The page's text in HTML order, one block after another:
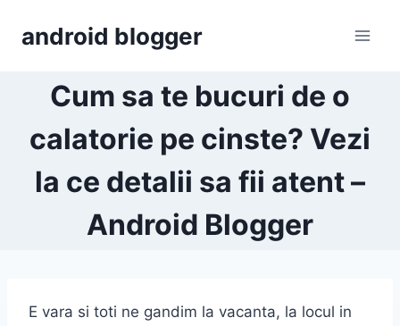
android blogger
Cum sa te bucuri de o
calatorie pe cinste? Vezi
la ce detalii sa fii atent –
Android Blogger
E vara si toti ne gandim la vacanta, la locul in